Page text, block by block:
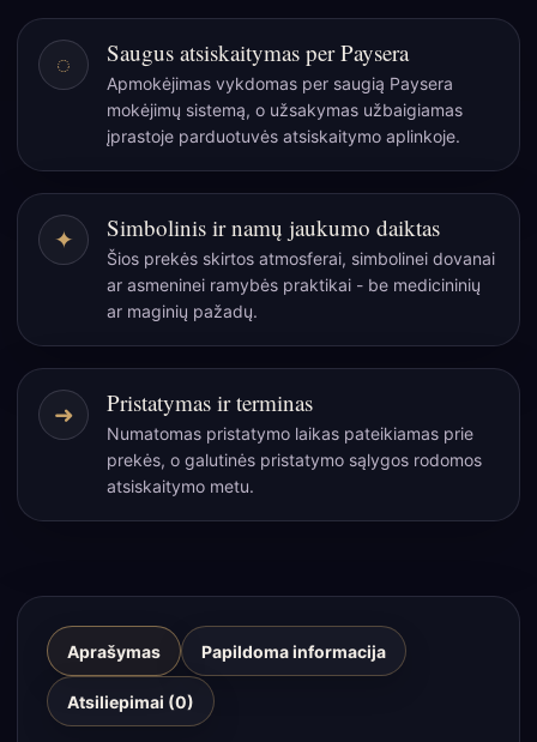
skardinėje
„50
šiltas
prieskonių
ritualas
◌ Saugus atsiskaitymas per Paysera
Apmokėjimas vykdomas per saugią Paysera
mokėjimų sistemą, o užsakymas užbaigiamas
įprastoje parduotuvės atsiskaitymo aplinkoje.
✦ Simbolinis ir namų jaukumo daiktas
Šios prekės skirtos atmosferai, simbolinei dovanai
ar asmeninei ramybės praktikai - be medicininių
ar maginių pažadų.
➜ Pristatymas ir terminas
Numatomas pristatymo laikas pateikiamas prie
prekės, o galutinės pristatymo sąlygos rodomos
atsiskaitymo metu.
Aprašymas Papildoma informacija
Atsiliepimai (0)